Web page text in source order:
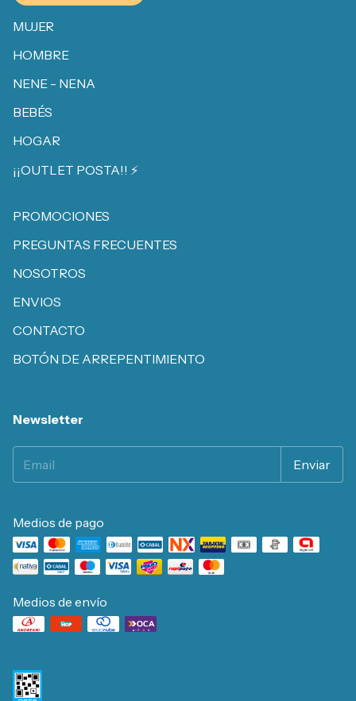
MUJER
HOMBRE
NENE - NENA
BEBÉS
HOGAR
¡¡OUTLET POSTA!! ⚡️
PROMOCIONES
PREGUNTAS FRECUENTES
NOSOTROS
ENVIOS
CONTACTO
BOTÓN DE ARREPENTIMIENTO
Newsletter
Medios de pago
Medios de envío